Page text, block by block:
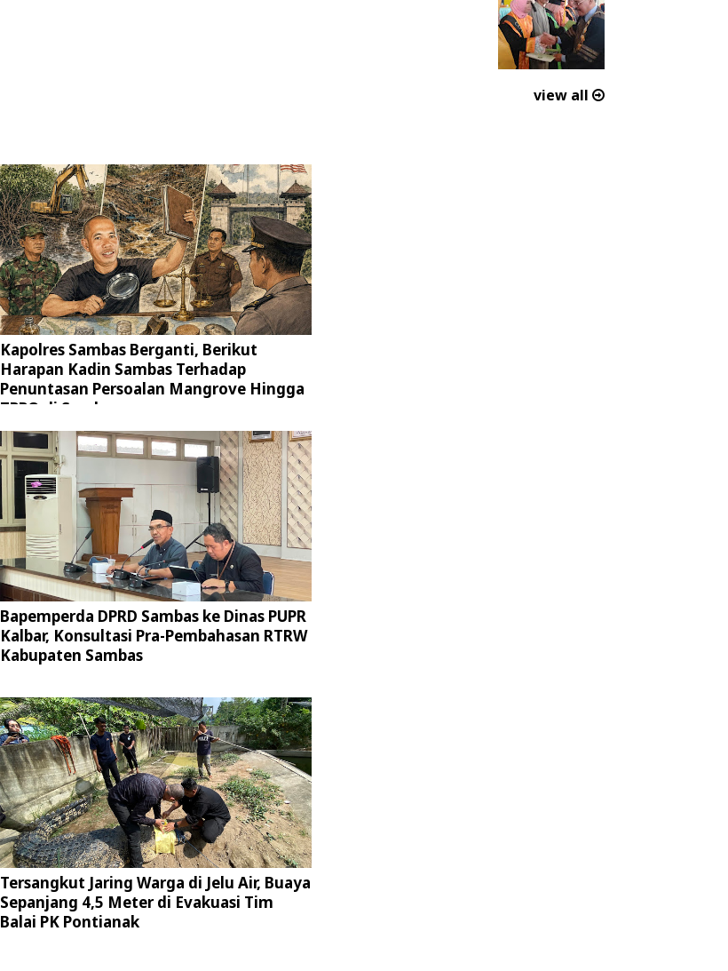
Kapolres Sambas Berganti, Berikut
Harapan Kadin Sambas Terhadap
Penuntasan Persoalan Mangrove Hingga
TPPO di Sambas
Bapemperda DPRD Sambas ke Dinas PUPR
Kalbar, Konsultasi Pra-Pembahasan RTRW
Kabupaten Sambas
Tersangkut Jaring Warga di Jelu Air, Buaya
Sepanjang 4,5 Meter di Evakuasi Tim
Balai PK Pontianak
view all